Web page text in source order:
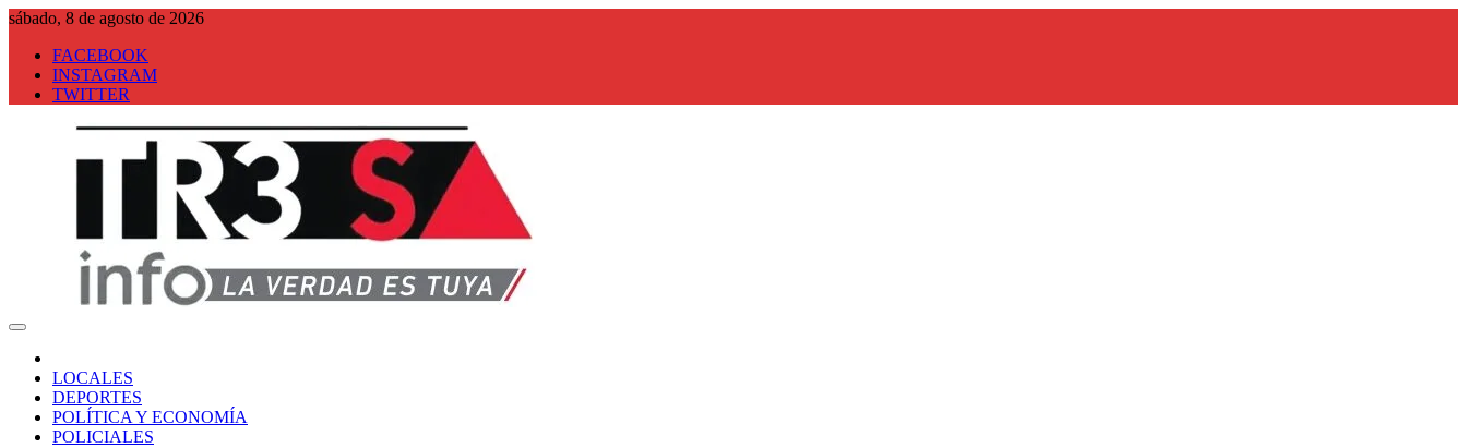
Saltar
contenido
sábado, 8 de agosto de 2026
FACEBOOK
INSTAGRAM
TWITTER
LOCALES
DEPORTES
POLÍTICA Y ECONOMÍA
POLICIALES